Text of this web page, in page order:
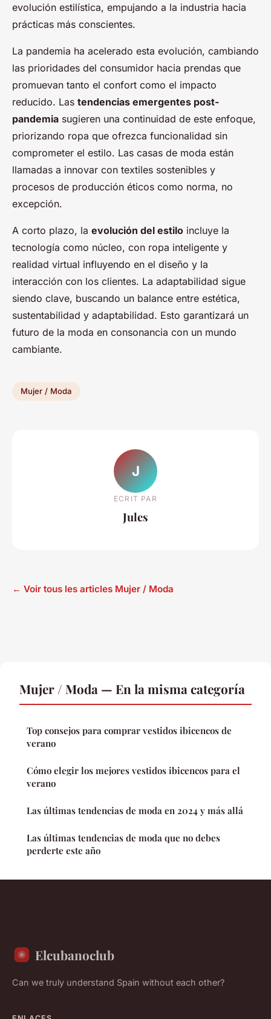
evolución estilística, empujando a la industria hacia
prácticas más conscientes.
La pandemia ha acelerado esta evolución, cambiando
las prioridades del consumidor hacia prendas que
promuevan tanto el confort como el impacto
reducido. Las tendencias emergentes post-
pandemia sugieren una continuidad de este enfoque,
priorizando ropa que ofrezca funcionalidad sin
comprometer el estilo. Las casas de moda están
llamadas a innovar con textiles sostenibles y
procesos de producción éticos como norma, no
excepción.
A corto plazo, la evolución del estilo incluye la
tecnología como núcleo, con ropa inteligente y
realidad virtual influyendo en el diseño y la
interacción con los clientes. La adaptabilidad sigue
siendo clave, buscando un balance entre estética,
sustentabilidad y adaptabilidad. Esto garantizará un
futuro de la moda en consonancia con un mundo
cambiante.
Mujer / Moda
J
ECRIT PAR
Jules
← Voir tous les articles Mujer / Moda
Mujer / Moda — En la misma categoría
Top consejos para comprar vestidos ibicencos de
verano
Cómo elegir los mejores vestidos ibicencos para el
verano
Las últimas tendencias de moda en 2024 y más allá
Las últimas tendencias de moda que no debes
perderte este año
Elcubanoclub
Can we truly understand Spain without each other?